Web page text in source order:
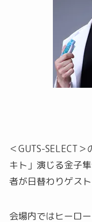
＜GUTS-SELECT
キト」演じる金子
者が日替わりゲス
会場内ではヒーロ